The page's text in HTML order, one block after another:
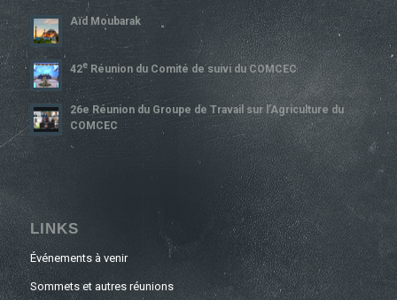
Aïd Moubarak
42ERéunion du Comité de suivi du COMCEC
26e Réunion du Groupe de Travail sur l’Agriculture du
COMCEC
LINKS
Événements à venir
Sommets et autres réunions